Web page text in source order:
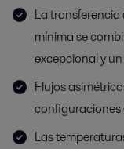
La
mínima se
excepcional y
Flujos
configuraciones
Las